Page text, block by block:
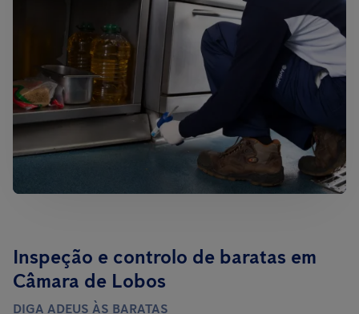
Inspeção e controlo de baratas em
Câmara de Lobos
DIGA ADEUS ÀS BARATAS